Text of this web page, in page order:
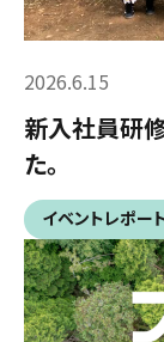
2026.6.15
新入社員研
た。
イベントレポー